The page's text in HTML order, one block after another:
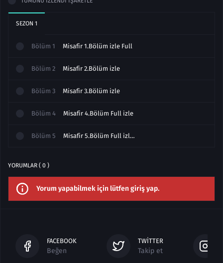
SEZON 1
Bölüm 1 Misafir 1.Bölüm izle Full
Bölüm 2 Misafir 2.Bölüm izle
Bölüm 3 Misafir 3.Bölüm izle
Bölüm 4 Misafir 4.Bölüm Full izle
Bölüm 5 Misafir 5.Bölüm Full izle Final
YORUMLAR ( 0 )
Yorum yapabilmek için lütfen giriş yap.
FACEBOOK
Beğen
TWITTER
Takip et